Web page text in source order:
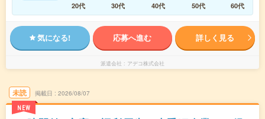
20代
30代 40代 50代 60代
気になる! 応募へ進む 詳しく見る
派遣会社 アデコ株式会社
未読
NEW
掲載日 2026/08/07